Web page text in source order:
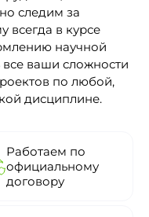
следим за
всегда в курсе
научной
ваши сложности
по любой,
дисциплине.
Работаем по
официальному
договору